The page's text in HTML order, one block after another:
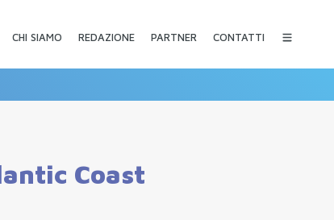
CHI SIAMO REDAZIONE PARTNER CONTATTI
Coast